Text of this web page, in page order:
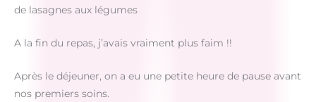
de lasagnes aux légumes
A la fin du repas, j’avais vraiment plus faim !!
Après le déjeuner, on a eu une petite heure de pause avant
nos premiers soins.